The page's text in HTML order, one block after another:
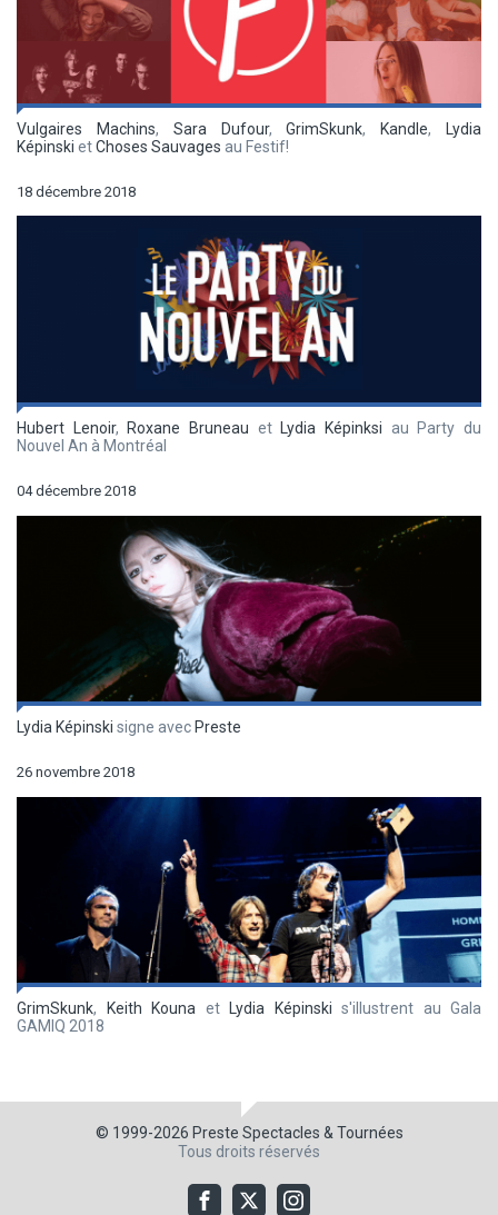
Vulgaires Machins, Sara Dufour,GrimSkunk, Kandle,
Lydia
Képinski etChoses Sauvages au Festif!
18 décembre 2018
Hubert Lenoir, Roxane Bruneau et Lydia Képinksi au Party du
Nouvel An à Montréal
04 décembre 2018
Lydia Képinski signe avec Preste
26 novembre 2018
GrimSkunk, Keith Kouna et Lydia Képinski s'illustrent au Gala
GAMIQ 2018
© 1999-2026 Preste Spectacles & Tournées
Tous droits réservés